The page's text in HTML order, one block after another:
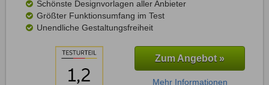
Schönste Designvorlagen aller Anbieter
Größter Funktionsumfang im Test
Unendliche Gestaltungsfreiheit
Zum Angebot »
Mehr Informationen